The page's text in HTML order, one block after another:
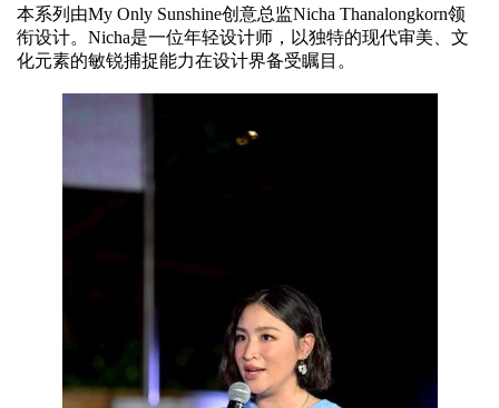
本系列由My Only Sunshine创意总监Nicha Thanalongkorn领
衔设计。Nicha是一位年轻设计师，以独特的现代审美、文
化元素的敏锐捕捉能力在设计界备受瞩目。